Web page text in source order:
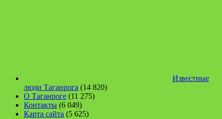
Известные
люди Таганрога (14 820)
О Таганроге (11 275)
Контакты (6 049)
Карта сайта (5 625)